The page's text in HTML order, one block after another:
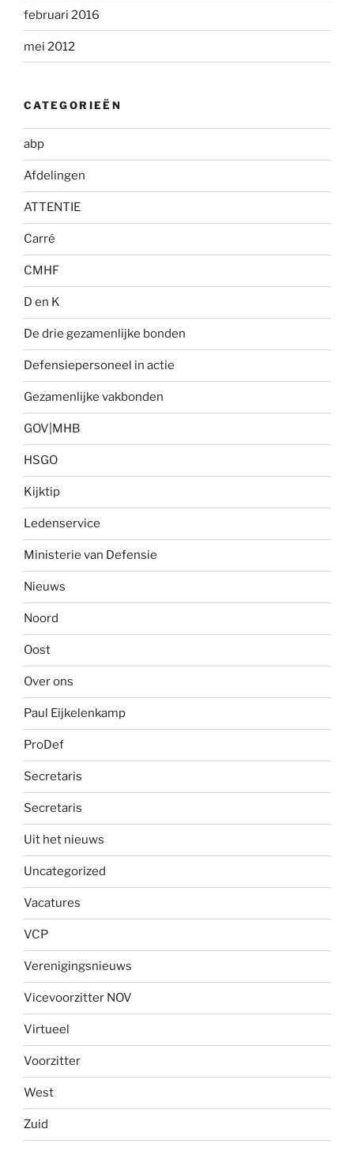
februari 2016
mei 2012
CATEGORIEËN
abp
Afdelingen
ATTENTIE
Carré
CMHF
D en K
De drie gezamenlijke bonden
Defensiepersoneel in actie
Gezamenlijke vakbonden
GOV|MHB
HSGO
Kijktip
Ledenservice
Ministerie van Defensie
Nieuws
Noord
Oost
Over ons
Paul Eijkelenkamp
ProDef
Secretaris
Secretaris
Uit het nieuws
Uncategorized
Vacatures
VCP
Verenigingsnieuws
Vicevoorzitter NOV
Virtueel
Voorzitter
West
Zuid